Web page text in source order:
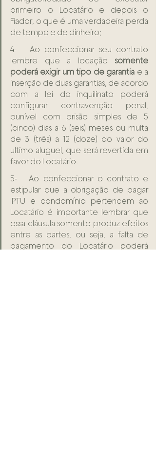
primeiro o Locatário e depois o
Fiador, o que é uma verdadeira perda
de tempo e de dinheiro;
4-   Ao confeccionar seu contrato
lembre que a locação somente
poderá exigir um tipo de garantia e a
inserção de duas garantias, de acordo
com a lei do inquilinato poderá
configurar contravenção penal,
punível com prisão simples de 5
(cinco) dias a 6 (seis) meses ou multa
de 3 (três) a 12 (doze) do valor do
ultimo aluguel, que será revertida em
favor do Locatário.
5-   Ao confeccionar o contrato e
estipular que a obrigação de pagar
IPTU e condomínio pertencem ao
Locatário é importante lembrar que
essa cláusula somente produz efeitos
entre as partes, ou seja, a falta de
pagamento do Locatário poderá